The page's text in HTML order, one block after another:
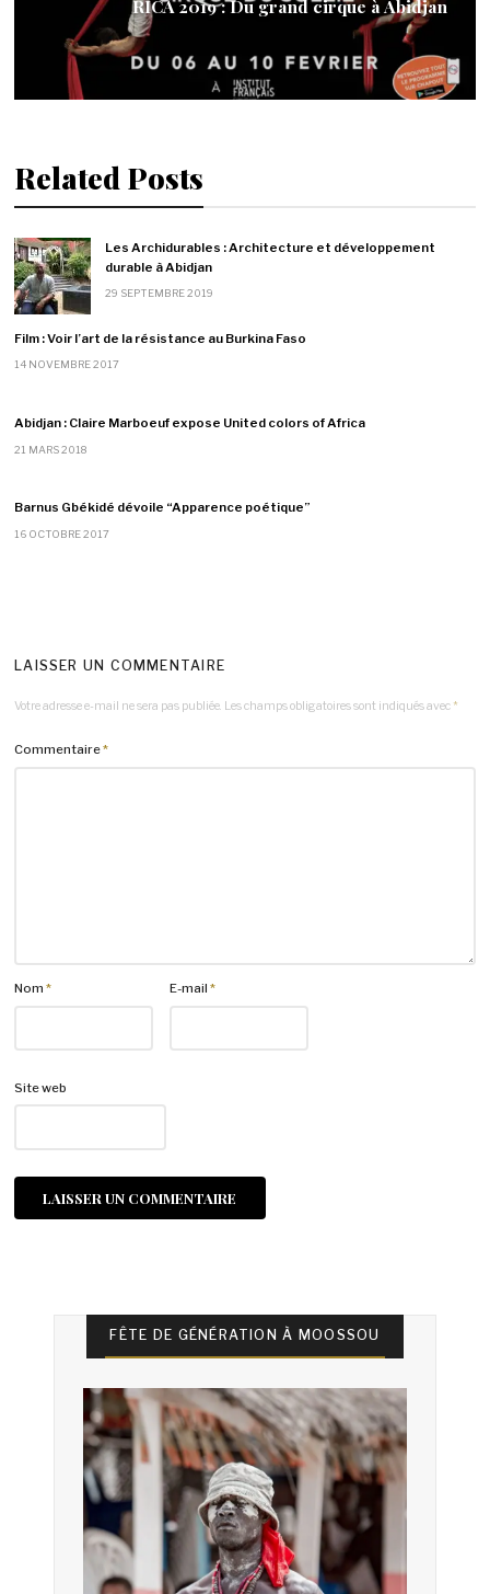
RICA 2019 : Du grand cirque à Abidjan
Related Posts
Les Archidurables : Architecture et développement
durable à Abidjan
29 SEPTEMBRE 2019
Film : Voir l’art de la résistance au Burkina Faso
14 NOVEMBRE 2017
Abidjan : Claire Marboeuf expose United colors of Africa
21 MARS 2018
Barnus Gbékidé dévoile “Apparence poétique”
16 OCTOBRE 2017
LAISSER UN COMMENTAIRE
Votre adresse e-mail ne sera pas publiée. Les champs obligatoires sont indiqués avec *
Commentaire*
Nom* E-mail*
Site web
FÊTE DE GÉNÉRATION À MOOSSOU